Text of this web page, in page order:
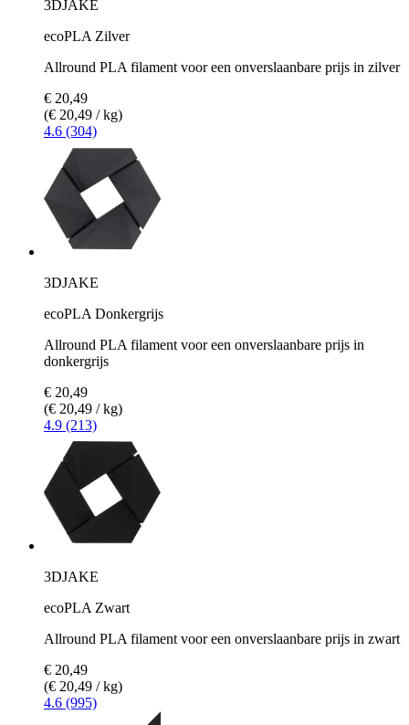
3DJAKE
ecoPLA Zilver
Allround PLA filament voor een onverslaanbare prijs in zilver
€ 20,49
(€ 20,49 / kg)
4.6 (304)
3DJAKE
ecoPLA Donkergrijs
Allround PLA filament voor een onverslaanbare prijs in
donkergrijs
€ 20,49
(€ 20,49 / kg)
4.9 (213)
3DJAKE
ecoPLA Zwart
Allround PLA filament voor een onverslaanbare prijs in zwart
€ 20,49
(€ 20,49 / kg)
4.6 (995)